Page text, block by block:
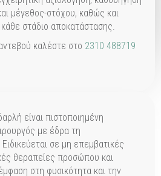
μέγεθος-στόχου, καθώς και
στάδιο αποκατάστασης.
καλέστε στο 2310 488719
είναι πιστοποιημένη
με έδρα τη
σε μη επεμβατικές
θεραπείες προσώπου και
στη φυσικότητα και την